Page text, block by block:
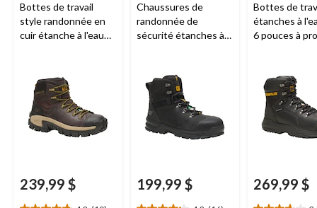
Bottes de travail
style randonnée en
cuir étanche à l'eau
hommes, Invader,
CAT
239,99 $
Chaussures de
randonnée de
sécurité étanches à
composite pour
hommes, Accomplice
X, Caterpillar
199,99 $
Bottes de
étanches à
6 pouces à
CAT
269,99 $